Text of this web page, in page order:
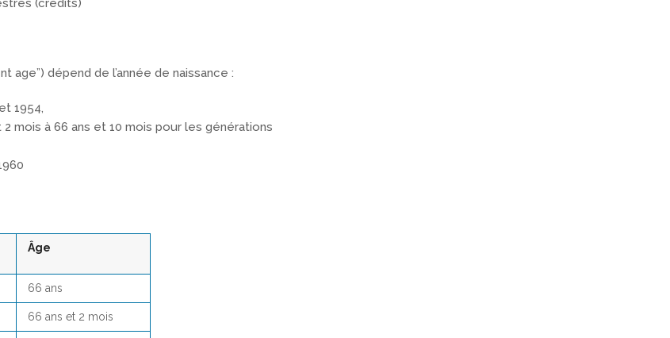
(credits)
age”) dépend de l’année de naissance :
1954,
mois à 66 ans et 10 mois pour les générations
Âge
66 ans
66 ans et 2 mois